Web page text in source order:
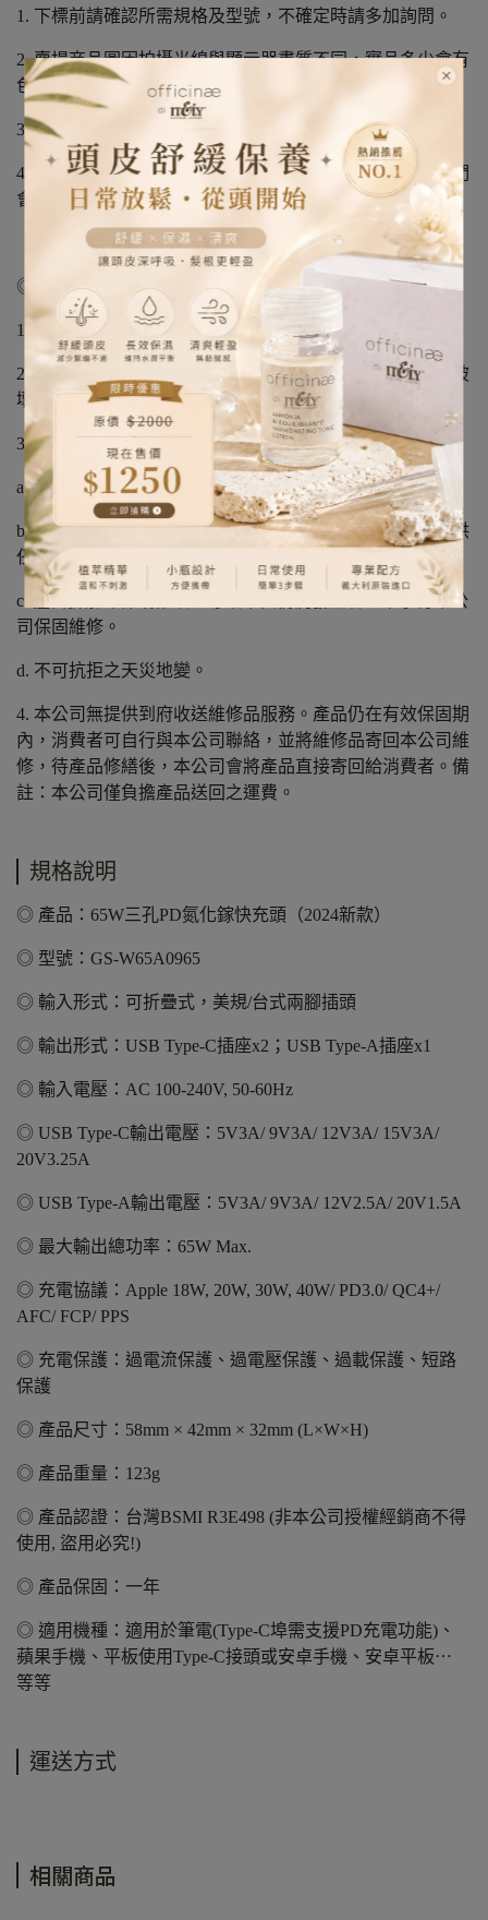
1. 下標前請確認所需規格及型號，不確定時請多加詢問。
2. 賣場商品圖因拍攝光線與顯示器畫質不同，實品多少會有
色差，無法接受者請勿下標。
3. 本商城購物享有十五日內完善的退貨服務。
4. 有任何商品品質、服務的問題，都請第一時間聯繫，我們
會盡快的處理。
◎ 商品保固範圍：
1. 消費者自收到商品後起計算。
2. 本公司產品在正常使用情況下，並無人為或不正當外力破
壞，經本公司人員確認無誤後，給予免費維修或更換。
3. 在下列情況下，本公司將拒絕提供保固服務：
a. 產品購買紀錄與產品不符者。
b. 經判定為非本公司出產之任何商品，將不享有本公司提供
任何保固維修。
c. 擅自拆解零件或修改，導致不良情況發生者，不享有本公
司保固維修。
d. 不可抗拒之天災地變。
4. 本公司無提供到府收送維修品服務。產品仍在有效保固期
內，消費者可自行與本公司聯絡，並將維修品寄回本公司維
修，待產品修繕後，本公司會將產品直接寄回給消費者。備
註：本公司僅負擔產品送回之運費。
規格說明
◎ 產品：65W三孔PD氮化鎵快充頭（2024新款）
◎ 型號：GS-W65A0965
◎ 輸入形式：可折疊式，美規/台式兩腳插頭
◎ 輸出形式：USB Type-C插座x2；USB Type-A插座x1
◎ 輸入電壓：AC 100-240V, 50-60Hz
◎ USB Type-C輸出電壓：5V3A/ 9V3A/ 12V3A/ 15V3A/
20V3.25A
◎ USB Type-A輸出電壓：5V3A/ 9V3A/ 12V2.5A/ 20V1.5A
◎ 最大輸出總功率：65W Max.
◎ 充電協議：Apple 18W, 20W, 30W, 40W/ PD3.0/ QC4+/
AFC/ FCP/ PPS
◎ 充電保護：過電流保護、過電壓保護、過載保護、短路
保護
◎ 產品尺寸：58mm × 42mm × 32mm (L×W×H)
◎ 產品重量：123g
◎ 產品認證：台灣BSMI R3E498 (非本公司授權經銷商不得
使用, 盜用必究!)
◎ 產品保固：一年
◎ 適用機種：適用於筆電(Type-C埠需支援PD充電功能)、
蘋果手機、平板使用Type-C接頭或安卓手機、安卓平板⋯
等等
運送方式
相關商品